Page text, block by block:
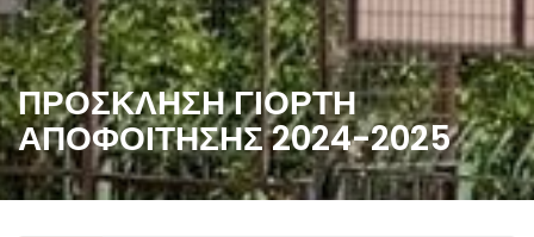
ΠΡΌΣΚΛΗΣΗ ΓΙΟΡΤΉ
ΑΠΟΦΟΊΤΗΣΗΣ 2024-2025